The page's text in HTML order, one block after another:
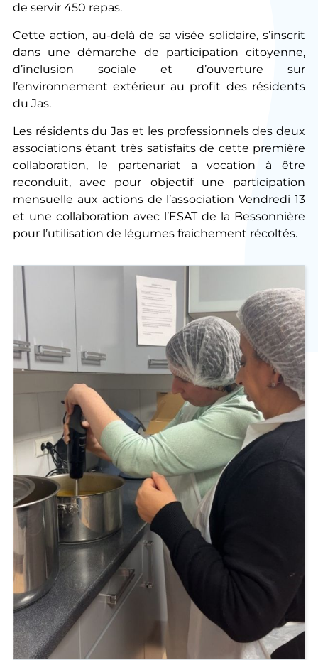
de servir 450 repas.
Cette action, au-delà de sa visée solidaire, s’inscrit
dans une démarche de participation citoyenne,
d’inclusion sociale et d’ouverture sur
l’environnement extérieur au profit des résidents
du Jas.
Les résidents du Jas et les professionnels des deux
associations étant très satisfaits de cette première
collaboration, le partenariat a vocation à être
reconduit, avec pour objectif une participation
mensuelle aux actions de l’association Vendredi 13
et une collaboration avec l’ESAT de la Bessonnière
pour l’utilisation de légumes fraichement récoltés.